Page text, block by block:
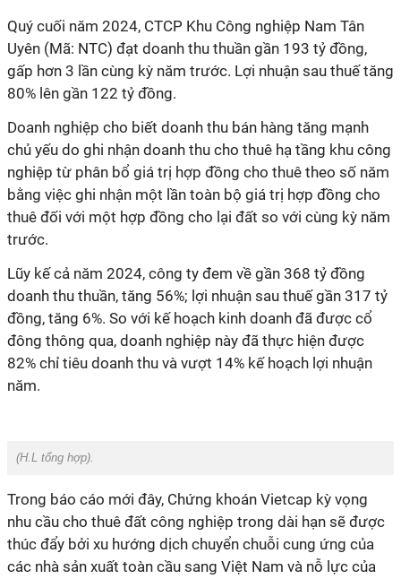
Quý cuối năm 2024, CTCP Khu Công nghiệp Nam Tân
Uyên (Mã: NTC) đạt doanh thu thuần gần 193 tỷ đồng,
gấp hơn 3 lần cùng kỳ năm trước. Lợi nhuận sau thuế tăng
80% lên gần 122 tỷ đồng.
Doanh nghiệp cho biết doanh thu bán hàng tăng mạnh
chủ yếu do ghi nhận doanh thu cho thuê hạ tầng khu công
nghiệp từ phân bổ giá trị hợp đồng cho thuê theo số năm
bằng việc ghi nhận một lần toàn bộ giá trị hợp đồng cho
thuê đối với một hợp đồng cho lại đất so với cùng kỳ năm
trước.
Lũy kế cả năm 2024, công ty đem về gần 368 tỷ đồng
doanh thu thuần, tăng 56%; lợi nhuận sau thuế gần 317 tỷ
đồng, tăng 6%. So với kế hoạch kinh doanh đã được cổ
đông thông qua, doanh nghiệp này đã thực hiện được
82% chỉ tiêu doanh thu và vượt 14% kế hoạch lợi nhuận
năm.
(H.L tổng hợp).
Trong báo cáo mới đây, Chứng khoán Vietcap kỳ vọng
nhu cầu cho thuê đất công nghiệp trong dài hạn sẽ được
thúc đẩy bởi xu hướng dịch chuyển chuỗi cung ứng của
các nhà sản xuất toàn cầu sang Việt Nam và nỗ lực của